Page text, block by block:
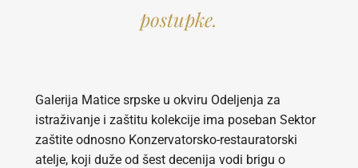
postupke.
Galerija Matice srpske u okviru Odeljenja za
istraživanje i zaštitu kolekcije ima poseban Sektor
zaštite odnosno Konzervatorsko-restauratorski
atelje, koji duže od šest decenija vodi brigu o